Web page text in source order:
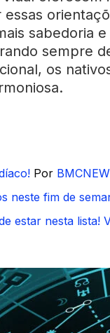
sabedoria
sempre
os
Por
neste fim de
estar nesta lista!